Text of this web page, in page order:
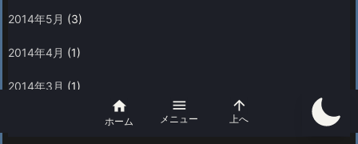
2014年5月 (3)
2014年4月 (1)
2014年3月 (1)

ホーム

メニュー

上へ